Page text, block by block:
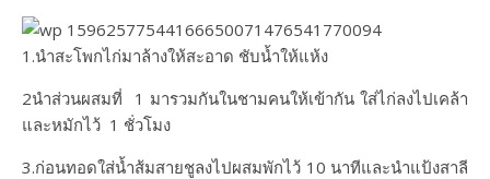
1.นำสะโพกไก่มาล้างให้สะอาด ชับน้ำให้แห้ง
2นำส่วนผสมที่ 1 มารวมกันในชามคนให้เข้ากัน ใส่ไก่ลงไปเคล้า
และหมักไว้ 1 ชั่วโมง
3.ก่อนทอดใส่น้ำส้มสายชูลงไปผสมพักไว้ 10 นาทีและนำแป้งสาลี